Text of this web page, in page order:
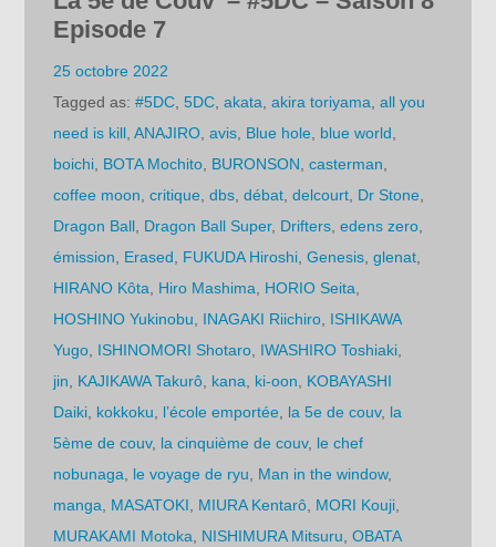
Episode 7
25 octobre 2022
Tagged as:#5DC ,5DC ,akata ,akira toriyama ,all you
need is kill ,ANAJIRO ,avis Blue hole blue world
boichi BOTA Mochito BURONSON ,casterman
coffee moon ,critique ,dbs ,débat ,delcourt Dr Stone
Dragon Ball Dragon Ball Super, Drifters ,edens zero
émission
Erased FUKUDA Hiroshi ,Genesis ,glenat
HIRANO Kôta
Hiro Mashima HORIO Seita
HOSHINO Yukinobu
INAGAKI Riichiro ISHIKAWA
Yugo ISHINOMORI Shotaro IWASHIRO Toshiaki
jin
KAJIKAWA Takurô kana ki-oon
KOBAYASHI
Daiki kokkoku l’école emportée la 5e de couv, la
5ème de couv, la cinquième de couv, le chef
nobunaga
le voyage de ryu Man in the window,
manga
MASATOKI MIURA Kentarô MORI Kouji
MURAKAMI Motoka
NISHIMURA Mitsuru ,OBATA